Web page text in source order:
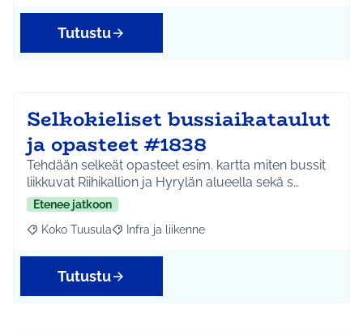
Tutustu
Selkokieliset bussiaikataulut
ja opasteet #1838
Tehdään selkeät opasteet esim. kartta miten bussit
liikkuvat Riihikallion ja Hyrylän alueella sekä s…
Etenee jatkoon
Rajaa tulokset aihepiirin mukaan: Koko Tuusula
Koko Tuusula Rajaa tulokset teeman mukaan: Infra ja liikenne
Infra ja liikenne
Tutustu